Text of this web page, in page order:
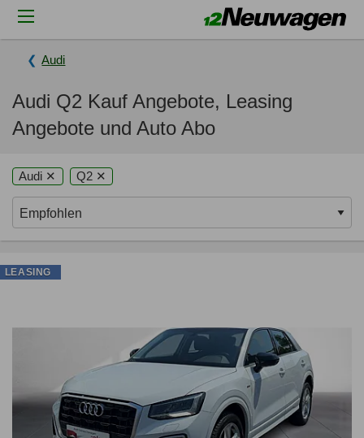
Audi
Audi Q2 Kauf Angebote, Leasing
Angebote und Auto Abo
Audi ✕ Q2 ✕
LEASING